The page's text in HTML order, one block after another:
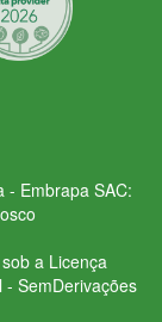
- Embrapa SAC:
a Licença
SemDerivações